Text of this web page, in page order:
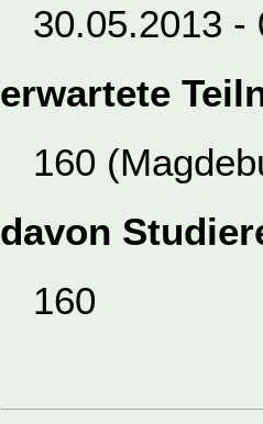
30.05.2013 -
erwartete
160
davon
160